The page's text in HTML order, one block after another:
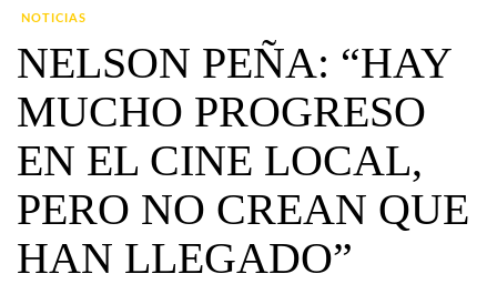
NOTICIAS
NELSON PEÑA: “HAY
MUCHO PROGRESO
EN EL CINE LOCAL,
PERO NO CREAN QUE
HAN LLEGADO”